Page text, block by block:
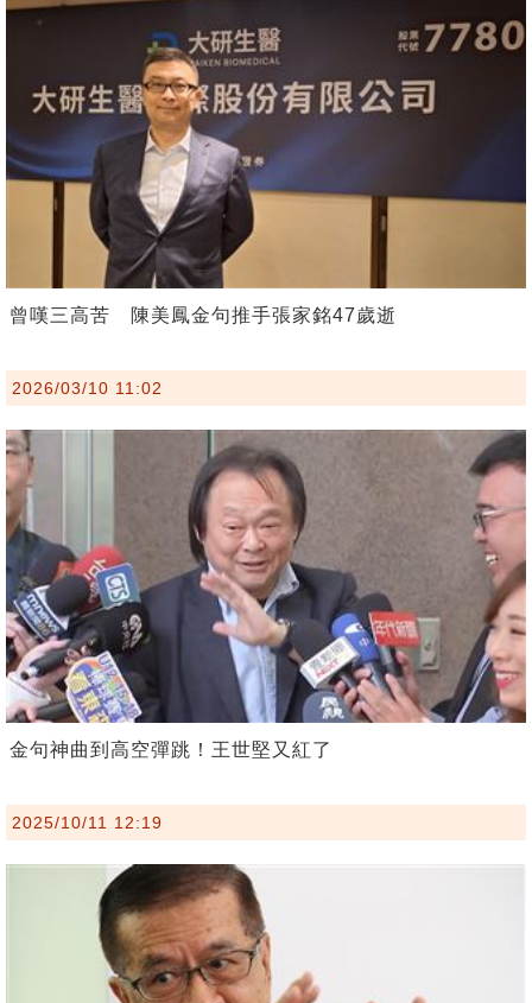
曾嘆三高苦 陳美鳳金句推手張家銘47歲逝
2026/03/10 11:02
金句神曲到高空彈跳！王世堅又紅了
2025/10/11 12:19